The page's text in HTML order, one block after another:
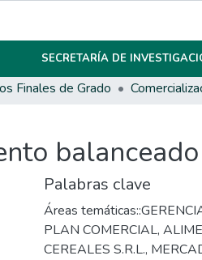
SECRETARÍA DE
Finales de Grado
Palabras clave
Áreas
PLAN COMERCIAL,
CEREALES S.R.L.,